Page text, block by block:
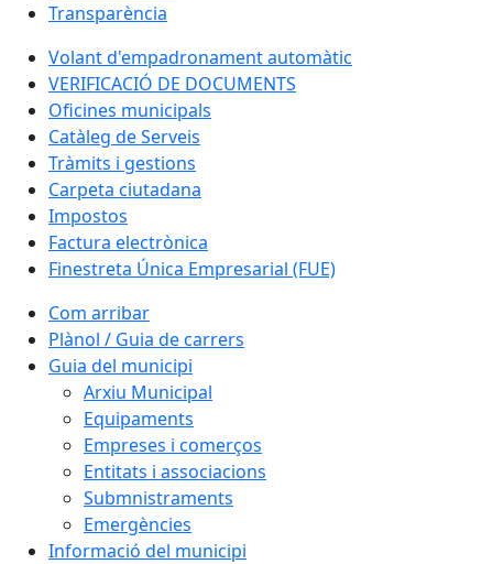
Transparència
Volant d'empadronament automàtic
VERIFICACIÓ DE DOCUMENTS
Oficines municipals
Catàleg de Serveis
Tràmits i gestions
Carpeta ciutadana
Impostos
Factura electrònica
Finestreta Única Empresarial (FUE)
Com arribar
Plànol / Guia de carrers
Guia del municipi
Arxiu Municipal
Equipaments
Empreses i comerços
Entitats i associacions
Submnistraments
Emergències
Informació del municipi